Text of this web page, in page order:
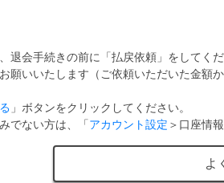
退会手続きの前に「払戻依頼」をしてくだ
願いいたします（ご依頼いただいた金
」ボタンをクリックしてください。
でない方は、「アカウント設定 ＞口座情
よ